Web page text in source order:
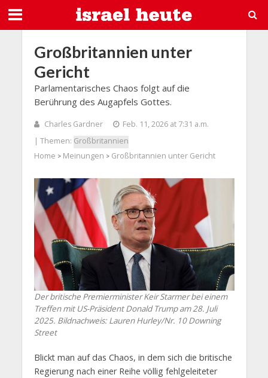
Großbritannien unter
Gericht
Parlamentarisches Chaos folgt auf die
Berührung des Augapfels Gottes.
Charles Gardner
Feb. 11, 2026 at 7:31 a.m.
| Themen: Großbritannien
Home > Meinungen > Großbritannien unter Gericht
Der britische Premierminister Keir Starmer bei einem
Treffen mit US-Präsident Donald Trump am 28. Juli
2025. Bildnachweis: Lauren Hurley/Nr. 10 Downing
Street
Blickt man auf das Chaos, in dem sich die britische
Regierung nach einer Reihe völlig fehlgeleiteter